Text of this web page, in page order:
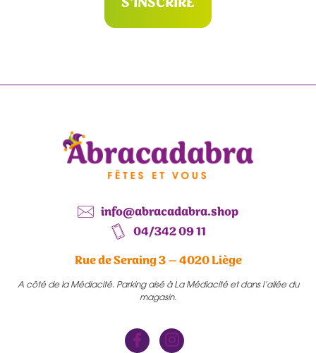
info@abracadabra.shop
04/342 09 11
Rue de Seraing 3 – 4020 Liège
A côté de la Médiacité. Parking aisé à La Médiacité et dans l’allée du
magasin.